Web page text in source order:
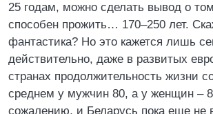
25 годам, можно сделать вывод о
способен прожить… 170–250 лет.
фантастика? Но это кажется лишь
действительно, даже в развитых
странах продолжительность жизни
среднем у мужчин 80, а у женщин –
сожалению, и Беларусь пока еще не